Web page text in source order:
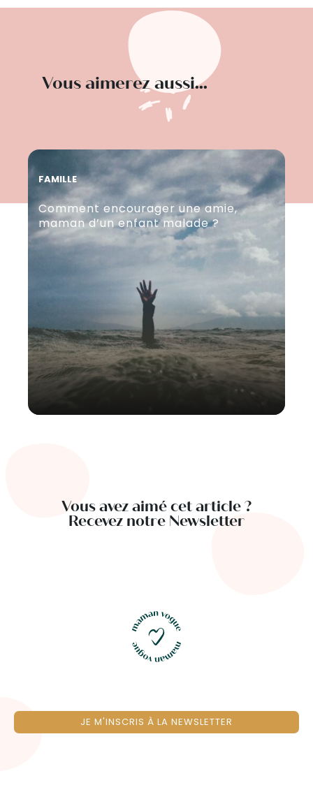
Vous aimerez aussi...
FAMILLE
Comment encourager une amie,
maman d’un enfant malade ?
Vous avez aimé cet article ?
Recevez notre Newsletter
JE M'INSCRIS À LA NEWSLETTER